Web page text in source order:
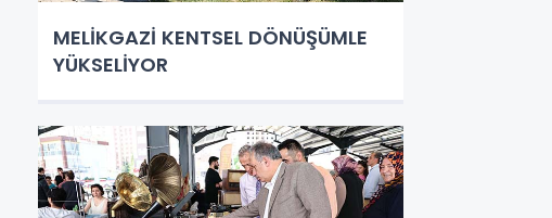
MELİKGAZİ KENTSEL DÖNÜŞÜMLE
YÜKSELİYOR